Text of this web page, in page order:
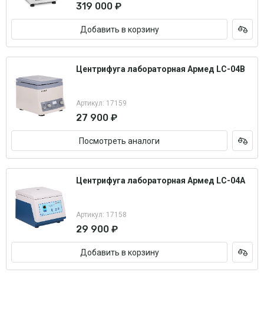
319 000 ₽
Добавить в корзину
Центрифуга лабораторная Армед LC-04B
Артикул: 17159
27 900 ₽
Посмотреть аналоги
Центрифуга лабораторная Армед LC-04A
Артикул: 17158
29 900 ₽
Добавить в корзину